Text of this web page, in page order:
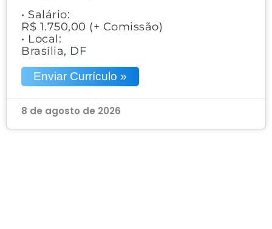
• Salário:
R$ 1.750,00 (+ Comissão)
• Local:
Brasília, DF
Enviar Currículo »
8 de agosto de 2026